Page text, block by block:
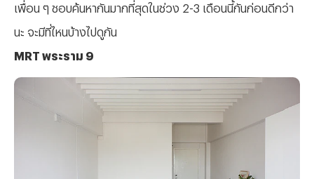
เพื่อน ๆ ชอบค้นหากันมากที่สุดในช่วง 2-3 เดือนนี้กันก่อนดีกว่า
นะ จะมีที่ไหนบ้างไปดูกัน
MRT พระราม 9